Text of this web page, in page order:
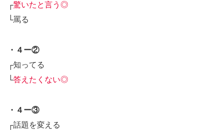
┌驚いたと言う◎
└罵る
・４ー②
┌知ってる
└答えたくない◎
・４ー③
┌話題を変える